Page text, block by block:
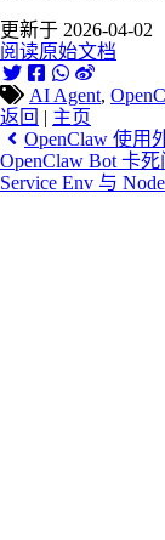
更新于 2026-04-02
阅读原始文档
AI Agent,
返回 | 主页
OpenClaw 使用
OpenClaw Bot 卡死
Service Env 与